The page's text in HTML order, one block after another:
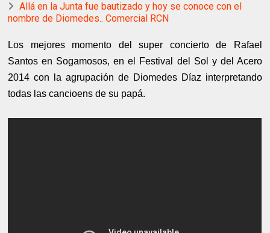
Allá en la Junta fue bautizado y hoy se conoce con el
nombre de Diomedes.. Comercial RCN
Los mejores momento del super concierto de Rafael
Santos en Sogamosos, en el Festival del Sol y del Acero
2014 con la agrupación de Diomedes Díaz interpretando
todas las cancioens de su papá.